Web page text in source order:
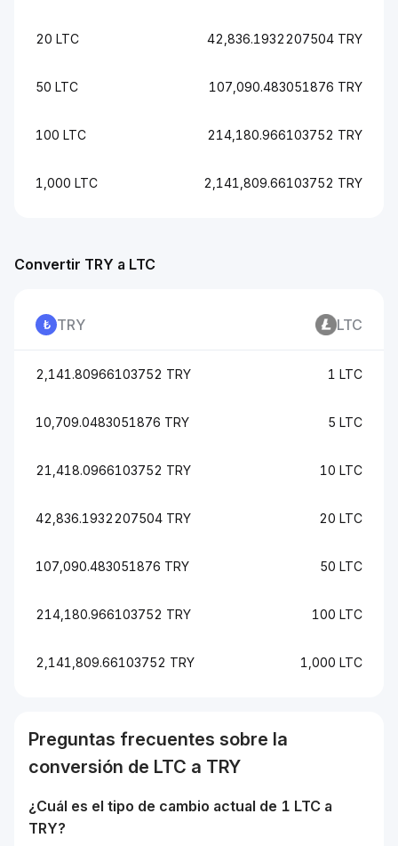
20 LTC 42,836.1932207504 TRY
50 LTC 107,090.483051876 TRY
100 LTC 214,180.966103752 TRY
1,000 LTC 2,141,809.66103752 TRY
Convertir TRY a LTC
TRY LTC
2,141.80966103752 TRY 1 LTC
10,709.0483051876 TRY 5 LTC
21,418.0966103752 TRY 10 LTC
42,836.1932207504 TRY 20 LTC
107,090.483051876 TRY 50 LTC
214,180.966103752 TRY 100 LTC
2,141,809.66103752 TRY 1,000 LTC
Preguntas frecuentes sobre la
conversión de LTC a TRY
¿Cuál es el tipo de cambio actual de 1 LTC a
TRY?